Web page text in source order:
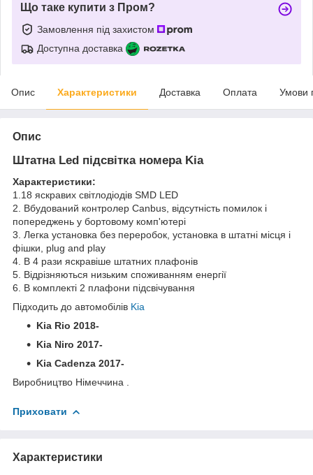
Що таке купити з Пром?
Замовлення під захистом
Доступна доставка
Опис Характеристики Доставка Оплата Умови
Опис
Штатна Led підсвітка номера Kia
Характеристики:
1.18 яскравих світлодіодів SMD LED
2. Вбудований контролер Canbus, відсутність помилок і
попереджень у бортовому комп'ютері
3. Легка установка без переробок, установка в штатні місця і
фішки, plug and play
4. В 4 рази яскравіше штатних плафонів
5. Відрізняються низьким споживанням енергії
6. В комплекті 2 плафони підсвічування
Підходить до автомобілів Kia
Kia Rio 2018-
Kia Niro 2017-
Kia Cadenza 2017-
Виробництво Німеччина .
Приховати
Характеристики